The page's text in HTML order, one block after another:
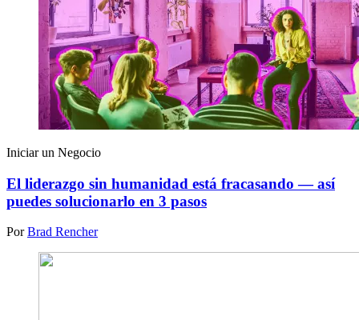
Iniciar un Negocio
El liderazgo sin humanidad está fracasando — así
puedes solucionarlo en 3 pasos
PorBrad Rencher